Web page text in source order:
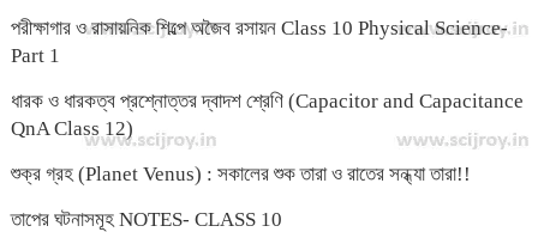
পরীক্ষাগার ও রাসায়নিক শিল্পে অজৈব রসায়ন Class 10 Physical Science-
Part 1
ধারক ও ধারকত্ব প্রশ্নোত্তর দ্বাদশ শ্রেণি (Capacitor and Capacitance
QnA Class 12)
শুক্র গ্রহ (Planet Venus) : সকালের শুক তারা ও রাতের সন্ধ্যা তারা!!
তাপের ঘটনাসমূহ NOTES- CLASS 10